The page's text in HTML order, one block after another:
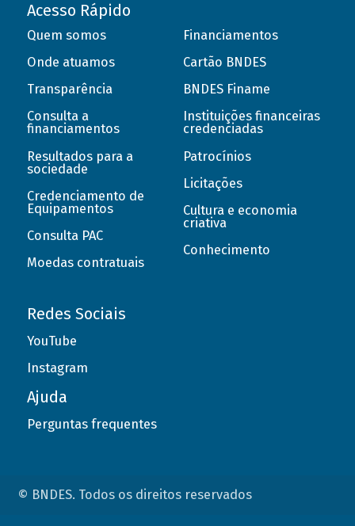
Acesso Rápido
Quem somos
Onde atuamos
Transparência
Consulta a
financiamentos
Resultados para a
sociedade
Credenciamento de
Equipamentos
Consulta PAC
Moedas contratuais
Financiamentos
Cartão BNDES
BNDES Finame
Instituições financeiras
credenciadas
Patrocínios
Licitações
Cultura e economia
criativa
Conhecimento
Redes Sociais
YouTube
Instagram
Ajuda
Perguntas frequentes
© BNDES. Todos os direitos reservados